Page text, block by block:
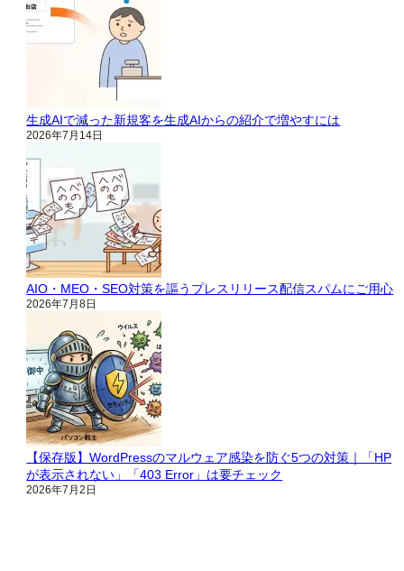
生成AIで減った新規客を生成AIからの紹介で増やすには
2026年7月14日
AIO・MEO・SEO対策を謳うプレスリリース配信スパムにご用心
2026年7月8日
【保存版】WordPressのマルウェア感染を防ぐ5つの対策｜「HP
が表示されない」「403 Error」は要チェック
2026年7月2日